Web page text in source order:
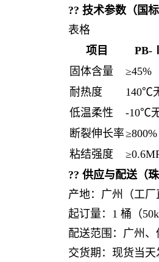
?? 技术参数（国标
表格
项目
PB-
固体含量
≥45%
耐热度
140℃
低温柔性
-10℃
断裂伸长率≥800%
粘结强度
?? 供应与配送（
产地：广州（工厂
起订量：1 桶（
配送范围：广州
交货期：现货当